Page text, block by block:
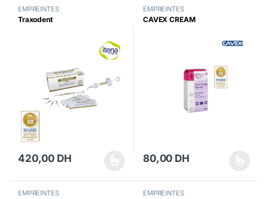
EMPREINTES
Traxodent
420,00 DH
Ce produit a plusieurs variations. Les options peuvent être
EMPREINTES
CAVEX CREAM
80,00 DH
Ce produit a plusieurs
EMPREINTES EMPREINTES